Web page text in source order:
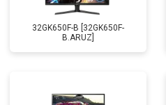
32GK650F-B [32GK650F-
B.ARUZ]